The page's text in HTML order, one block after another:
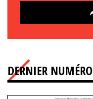
DERNIER NUMÉRO